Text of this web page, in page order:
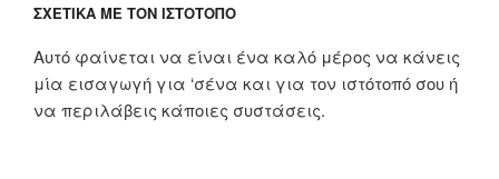
ΣΧΕΤΙΚΆ ΜΕ ΤΟΝ ΙΣΤΌΤΟΠΟ
Αυτό φαίνεται να είναι ένα καλό μέρος να κάνεις
μία εισαγωγή για ‘σένα και για τον ιστότοπό σου ή
να περιλάβεις κάποιες συστάσεις.